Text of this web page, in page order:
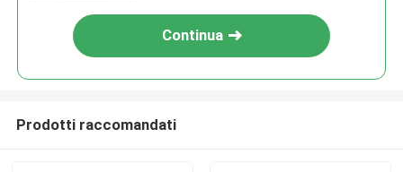
Continua
Prodotti raccomandati